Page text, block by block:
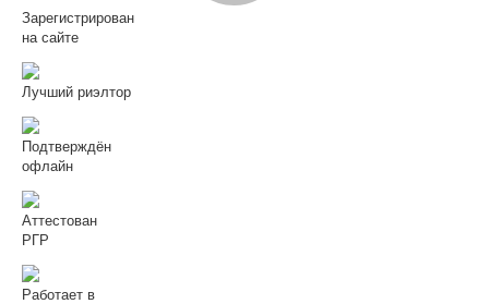
Зарегистрирован
на сайте
Лучший риэлтор
Подтверждён
офлайн
Аттестован
РГР
Работает в